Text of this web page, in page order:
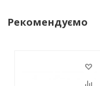
Рекомендуємо